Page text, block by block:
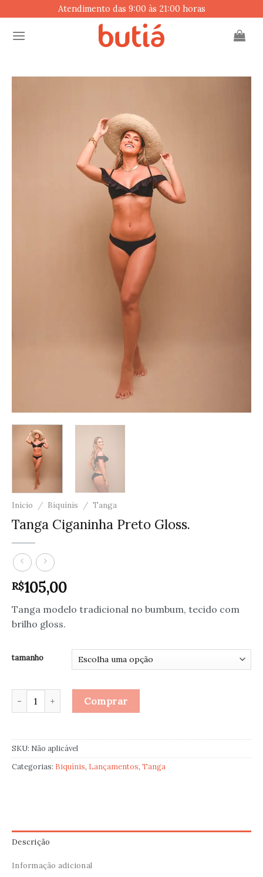
to
content
Atendimento das 9:00 às 21:00 horas
Início / Biquínis / Tanga
Tanga Ciganinha Preto Gloss.
R$105,00
Tanga modelo tradicional no bumbum, tecido com
brilho gloss.
tamanho
Tanga Ciganinha Preto Gloss. quantidade
Comprar
SKU: Não aplicável
Categorias: Biquínis, Lançamentos, Tanga
Descrição
Informação adicional